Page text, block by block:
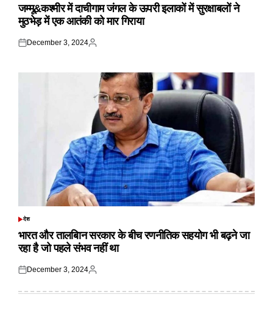
जम्मू&कश्मीर में दाचीगाम जंगल के ऊपरी इलाकों में सुरक्षाबलों ने
मुठभेड़ में एक आतंकी को मार गिराया
Posted
December 3, 2024
Posted
POSTED
देश
भारत और तालबिान सरकार के बीच रणनीतिक सहयोग भी बढ़ने जा
रहा है जो पहले संभव नहीं था
Posted
December 3, 2024
Posted